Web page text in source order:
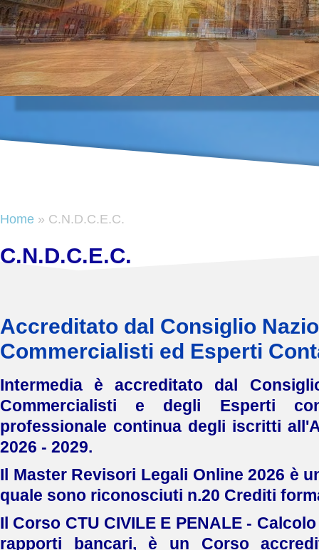
Home » C.N.D.C.E.C.
C.N.D.C.E.C.
Accreditato dal Consiglio
Commercialisti ed Esperti
Intermedia è accreditato dal
Commercialisti e degli Esperti
professionale continua degli iscritti
2026 - 2029.
Il Master Revisori Legali Online 2026 è
quale sono riconosciuti n.20 Crediti
Il Corso CTU CIVILE E PENALE -
rapporti bancari, è un Corso